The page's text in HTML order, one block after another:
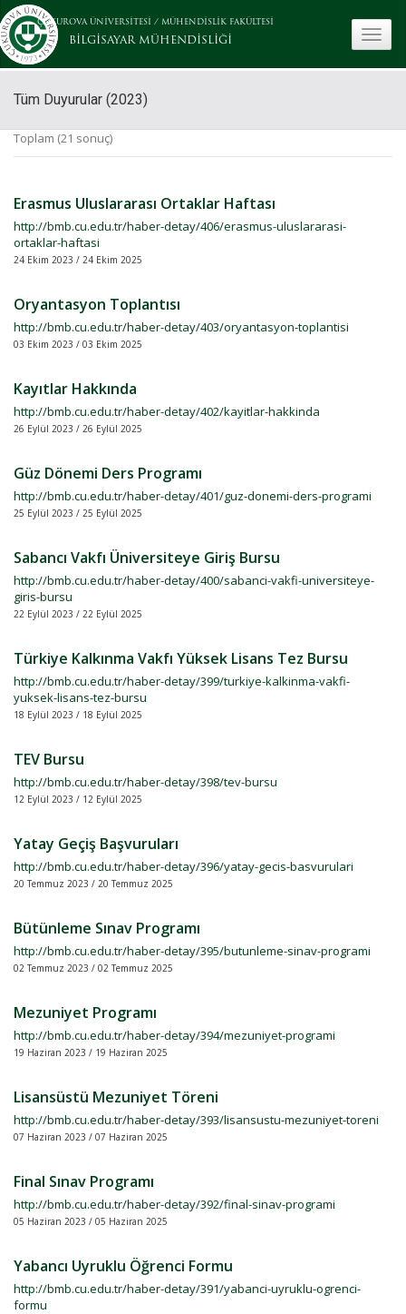
ÇUKUROVA ÜNİVERSİTESİ / MÜHENDİSLİK FAKÜLTESİ
BİLGİSAYAR MÜHENDİSLİĞİ
Tüm Duyurular (2023)
Toplam (21 sonuç)
Erasmus Uluslararası Ortaklar Haftası
http://bmb.cu.edu.tr/haber-detay/406/erasmus-uluslararasi-
ortaklar-haftasi
24 Ekim 2023 / 24 Ekim 2025
Oryantasyon Toplantısı
http://bmb.cu.edu.tr/haber-detay/403/oryantasyon-toplantisi
03 Ekim 2023 / 03 Ekim 2025
Kayıtlar Hakkında
http://bmb.cu.edu.tr/haber-detay/402/kayitlar-hakkinda
26 Eylül 2023 / 26 Eylül 2025
Güz Dönemi Ders Programı
http://bmb.cu.edu.tr/haber-detay/401/guz-donemi-ders-programi
25 Eylül 2023 / 25 Eylül 2025
Sabancı Vakfı Üniversiteye Giriş Bursu
http://bmb.cu.edu.tr/haber-detay/400/sabanci-vakfi-universiteye-
giris-bursu
22 Eylül 2023 / 22 Eylül 2025
Türkiye Kalkınma Vakfı Yüksek Lisans Tez Bursu
http://bmb.cu.edu.tr/haber-detay/399/turkiye-kalkinma-vakfi-
yuksek-lisans-tez-bursu
18 Eylül 2023 / 18 Eylül 2025
TEV Bursu
http://bmb.cu.edu.tr/haber-detay/398/tev-bursu
12 Eylül 2023 / 12 Eylül 2025
Yatay Geçiş Başvuruları
http://bmb.cu.edu.tr/haber-detay/396/yatay-gecis-basvurulari
20 Temmuz 2023 / 20 Temmuz 2025
Bütünleme Sınav Programı
http://bmb.cu.edu.tr/haber-detay/395/butunleme-sinav-programi
02 Temmuz 2023 / 02 Temmuz 2025
Mezuniyet Programı
http://bmb.cu.edu.tr/haber-detay/394/mezuniyet-programi
19 Haziran 2023 / 19 Haziran 2025
Lisansüstü Mezuniyet Töreni
http://bmb.cu.edu.tr/haber-detay/393/lisansustu-mezuniyet-toreni
07 Haziran 2023 / 07 Haziran 2025
Final Sınav Programı
http://bmb.cu.edu.tr/haber-detay/392/final-sinav-programi
05 Haziran 2023 / 05 Haziran 2025
Yabancı Uyruklu Öğrenci Formu
http://bmb.cu.edu.tr/haber-detay/391/yabanci-uyruklu-ogrenci-
formu